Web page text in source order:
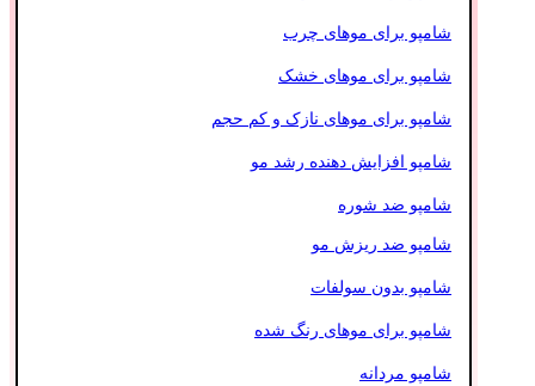
شامپو برای موهای چرب
شامپو برای موهای خشک
شامپو برای موهای نازک و کم حجم
شامپو افزایش دهنده رشد مو
شامپو ضد شوره
شامپو ضد ریزش مو
شامپو بدون سولفات
شامپو برای موهای رنگ شده
شامپو مردانه